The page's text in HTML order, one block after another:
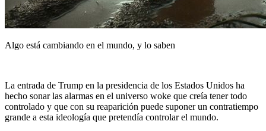
Algo está cambiando en el mundo, y lo saben
La entrada de Trump en la presidencia de los Estados Unidos ha
hecho sonar las alarmas en el universo woke que creía tener todo
controlado y que con su reaparición puede suponer un contratiempo
grande a esta ideología que pretendía controlar el mundo.